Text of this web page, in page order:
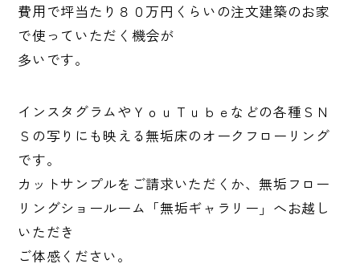
費用で坪当たり８０万円くらいの注文建築のお家
で使っていただく機会が
多いです。
インスタグラムやＹｏｕＴｕｂｅなどの各種ＳＮ
Ｓの写りにも映える無垢床のオークフローリング
です。
カットサンプルをご請求いただくか、無垢フロー
リングショールーム「無垢ギャラリー」へお越し
いただき
ご体感ください。